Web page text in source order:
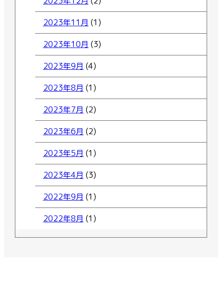
2023年11月 (1)
2023年10月 (3)
2023年9月 (4)
2023年8月 (1)
2023年7月 (2)
2023年6月 (2)
2023年5月 (1)
2023年4月 (3)
2022年9月 (1)
2022年8月 (1)